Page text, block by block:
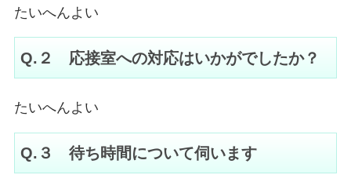
たいへんよい
Q.２ 応接室への対応はいかがでしたか？
たいへんよい
Q.３ 待ち時間について伺います